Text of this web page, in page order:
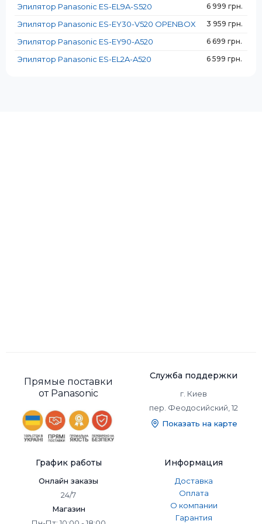
Светодиодная подсветка:
Светодиодная подсветка:
Эпилятор Panasonic ES-EL9A-S520 6 999 грн.
Эпилятор Panasonic ES-EY30-V520 OPENBOX 3 959 грн.
Эпилятор Panasonic ES-EY90-A520 6 699 грн.
Эпилятор Panasonic ES-EL2A-A520 6 599 грн.
Прямые поставки
от Panasonic
Служба поддержки
г. Киев
пер. Феодосийский, 12
Показать на карте
График работы
Онлайн заказы
24/7
Магазин
Информация
Доставка
Оплата
О компании
Гарантия